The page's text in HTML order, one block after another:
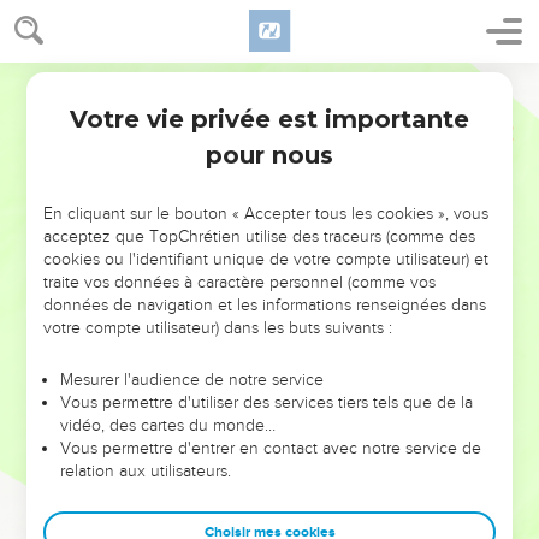
NE MANQUEZ PAS L’ÉVÉNEMENT
DE L’ANNÉE !
ET SI LEURS ERREURS POUVAIENT VOUS ÉVITER LES
VOTRES ?
leur foi ou leur vision. Mais on voit moins les doutes, les erreurs
et les saisons difficiles qu'ils ont traversés, alors même que ce
sont elles qui les ont façonnés.
Dans cette conférence, leaders, entrepreneurs, et responsables
clés pour avancer avec plus de sagesse afin que leurs erreurs
Votre vie privée est importante
pour nous
En cliquant sur le bouton « Accepter tous les cookies », vous
acceptez que TopChrétien utilise des traceurs (comme des
cookies ou l'identifiant unique de votre compte utilisateur) et
traite vos données à caractère personnel (comme vos
données de navigation et les informations renseignées dans
votre compte utilisateur) dans les buts suivants :
Mesurer l'audience de notre service
Vous permettre d'utiliser des services tiers tels que de la
vidéo, des cartes du monde…
Vous permettre d'entrer en contact avec notre service de
relation aux utilisateurs.
Choisir mes cookies